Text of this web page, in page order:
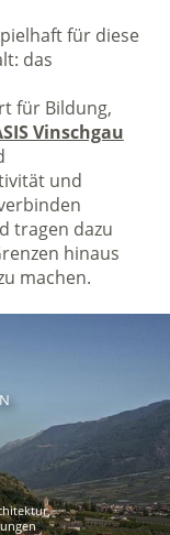
für diese
das
für Bildung,
Vinschgau
und
tragen dazu
hinaus
machen.